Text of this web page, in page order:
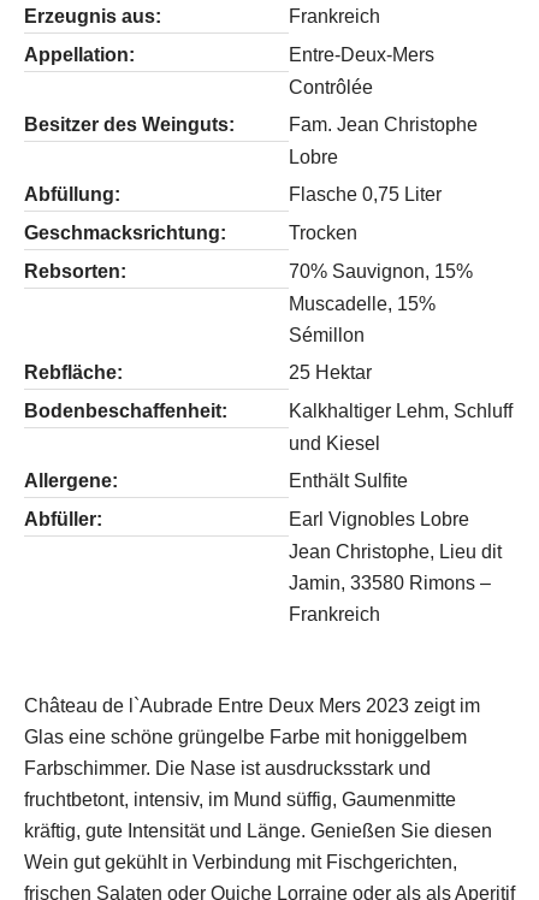
Erzeugnis aus:
Frankreich
Appellation:
Entre-Deux-Mers
Contrôlée
Besitzer des Weinguts:
Fam. Jean Christophe
Lobre
Abfüllung:
Flasche 0,75 Liter
Geschmacksrichtung:
Trocken
Rebsorten:
70% Sauvignon, 15%
Muscadelle, 15%
Sémillon
Rebfläche:
25 Hektar
Bodenbeschaffenheit:
Kalkhaltiger Lehm, Schluff
und Kiesel
Allergene:
Enthält Sulfite
Abfüller:
Earl Vignobles Lobre
Jean Christophe, Lieu dit
Jamin, 33580 Rimons –
Frankreich
Château de l`Aubrade Entre Deux Mers 2023 zeigt im
Glas eine schöne grüngelbe Farbe mit honiggelbem
Farbschimmer. Die Nase ist ausdrucksstark und
fruchtbetont, intensiv, im Mund süffig, Gaumenmitte
kräftig, gute Intensität und Länge. Genießen Sie diesen
Wein gut gekühlt in Verbindung mit Fischgerichten,
frischen Salaten oder Quiche Lorraine oder als als Aperitif